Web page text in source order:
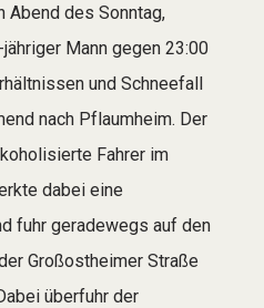
Abend des Sonntag,
Mann gegen 23:00
und Schneefall
nach Pflaumheim. Der
Fahrer im
dabei eine
fuhr geradewegs auf den
Großostheimer Straße
überfuhr der